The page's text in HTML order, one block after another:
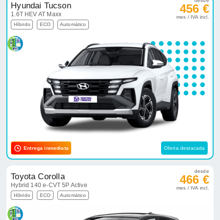
Hyundai Tucson
1.6T HEV AT Maxx
Híbrido ECO Automático
456 €
mes / IVA incl.
Entrega inmediata Oferta destacada
Toyota Corolla
Hybrid 140 e-CVT 5P Active
Híbrido ECO Automático
desde
466 €
mes / IVA incl.